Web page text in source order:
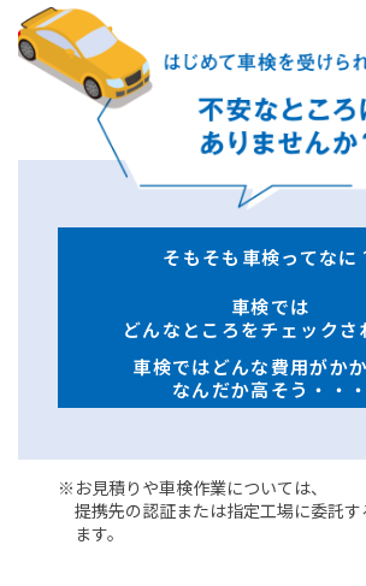
そもそも車検ってなに
車検では
どんなところをチェックさ
車検ではどんな費用がか
なんだか高そう・・・
※お見積りや車検作業については、
提携先の認証または指定工場に委託
ます。